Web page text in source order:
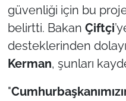
güvenliği için bu
belirtti. Bakan Çiftçi
desteklerinden
Kerman, şunları
"